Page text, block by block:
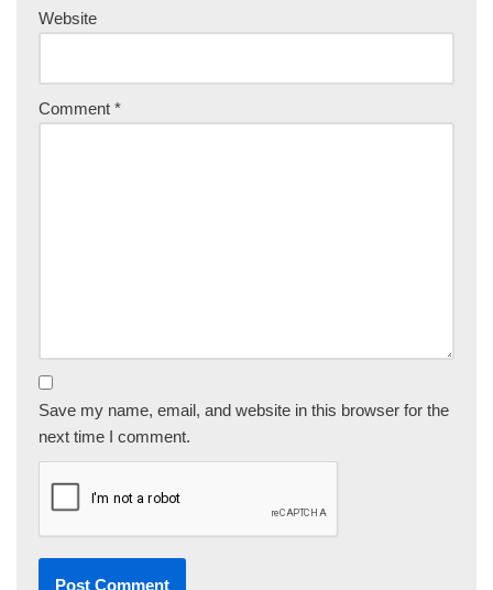
Website
Comment *
Save my name, email, and website in this browser for the
next time I comment.